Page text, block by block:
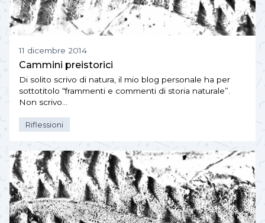
11 dicembre 2014
Cammini preistorici
Di solito scrivo di natura, il mio blog personale ha per
sottotitolo “frammenti e commenti di storia naturale”.
Non scrivo…
Riflessioni